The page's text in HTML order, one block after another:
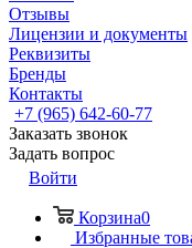
Отзывы
Лицензии и документы
Реквизиты
Бренды
Контакты
+7 (965) 642-60-77
Заказать звонок
Задать вопрос
Войти
Корзина0
Избранные